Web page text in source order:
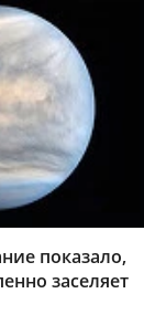
показало,
заселяет